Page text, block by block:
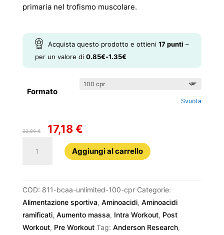
primaria nel trofismo muscolare.
Acquista questo prodotto e ottieni 17punti –
per un valore di 0.85€-1.35€
Formato
Svuota
22,90€
Il
prezzo
originale
22,90 €.
17,18€Il
prezzo
attuale
17,18 €.
BCAA
quantità
Aggiungi al carrello
COD: 811-bcaa-unlimited-100-cpr Categorie:
Alimentazione sportiva, Aminoacidi, Aminoacidi
ramificati, Aumento massa, Intra Workout, Post
Workout, Pre Workout Tag: Anderson Research,